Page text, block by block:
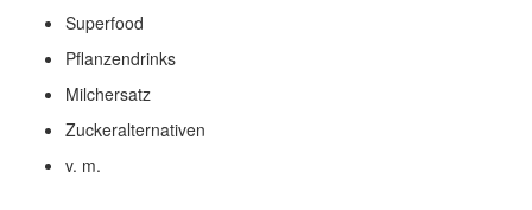
Superfood
Pflanzendrinks
Milchersatz
Zuckeralternativen
v. m.